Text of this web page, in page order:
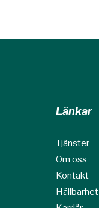
Länkar
Tjänster
Om oss
Kontakt
Hållbarhet